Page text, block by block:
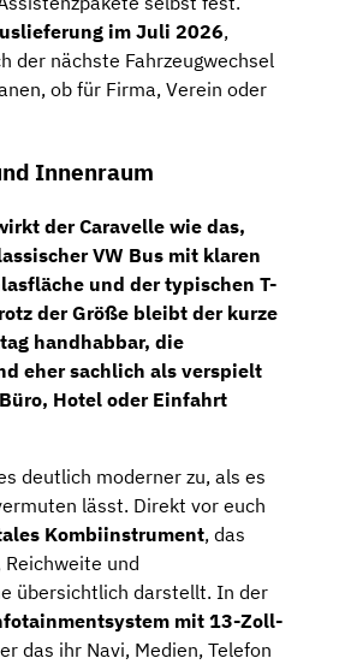
im Juli 2026,
der nächste Fahrzeugwechsel
ob für Firma, Verein oder
Innenraum
der Caravelle wie das,
VW Bus mit klaren
und der typischen T-
der Größe bleibt der kurze
handhabbar, die
eher sachlich als verspielt
Hotel oder Einfahrt
deutlich moderner zu, als es
lässt. Direkt vor euch
Kombiinstrument, das
und
übersichtlich darstellt. In der
mit 13-Zoll-
das ihr Navi, Medien, Telefon